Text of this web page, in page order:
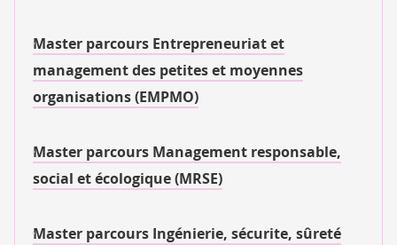
Master parcours Entrepreneuriat et
management des petites et moyennes
organisations (EMPMO)
Master parcours Management responsable,
social et écologique (MRSE)
Master parcours Ingénierie, sécurite, sûreté